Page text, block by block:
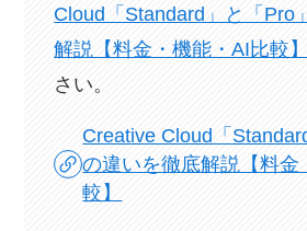
Cloud「Standard」と「Pro
解説【料金・機能・AI比較】
さい。
Creative Cloud「
の違いを徹底解説【料金
較】